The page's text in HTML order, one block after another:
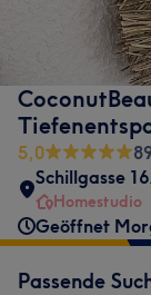
5,0
Schillgasse
Homestudio
Geöffnet
Passende